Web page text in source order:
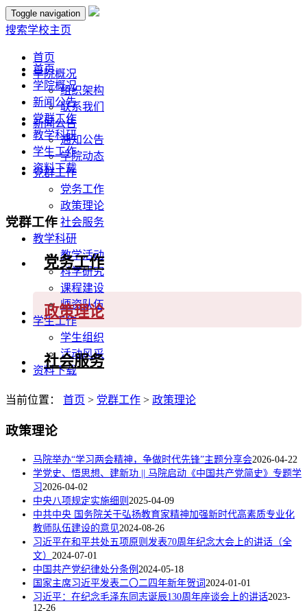
Toggle navigation
搜索学校主页
首页
学院概况
组织架构
联系我们
新闻公告
通知公告
学院动态
党群工作
党务工作
政策理论
社会服务
教学科研
教学活动
科学研究
课程建设
师资队伍
学生工作
学生组织
活动风采
资料下载
首页
学院概况
新闻公告
党群工作
教学科研
学生工作
资料下载
党群工作
党务工作
政策理论
社会服务
当前位置： 首页 > 党群工作 > 政策理论
政策理论
马院举办“学习两会精神，争做时代先锋”主题分享会2026-04-22
学党史、悟思想、建新功 || 马院启动《中国共产党简史》专题学
习2026-04-02
中央八项规定实施细则 2025-04-09
中共中央 国务院关于弘扬教育家精神加强新时代高素质专业化
教师队伍建设的意见2024-08-26
习近平在和平共处五项原则发表70周年纪念大会上的讲话（全
文） 2024-07-01
中国共产党纪律处分条例 2024-05-18
国家主席习近平发表二〇二四年新年贺词 2024-01-01
习近平：在纪念毛泽东同志诞辰130周年座谈会上的讲话2023-
12-26